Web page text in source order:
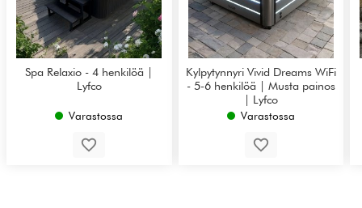
Spa Relaxio - 4 henkilöä |
Lyfco
Varastossa
Kylpytynnyri Vivid Dreams WiFi
- 5-6 henkilöä | Musta painos
| Lyfco
Varastossa